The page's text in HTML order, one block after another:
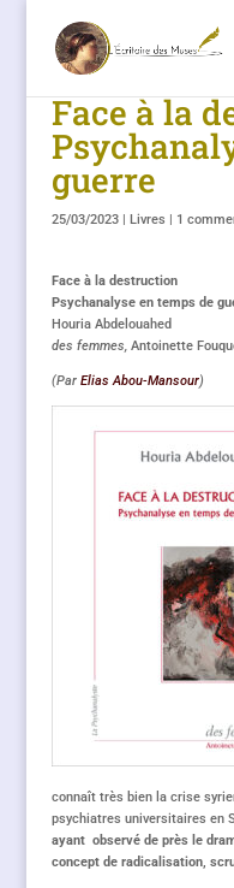
Face à la
guerre
25/03/2023| Livres | 1
Face à la destruction
Psychanalyse en temps de
Houria Abdelouahed
des femmes, Antoinette
(Par Elias Abou-Mansour)
connaît très bien la crise
psychiatres universitaires en
ayant observé de près le
concept de radicalisation,